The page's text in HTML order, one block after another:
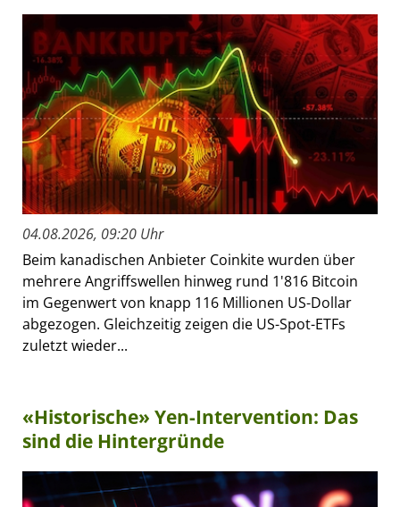
04.08.2026, 09:20 Uhr
Beim kanadischen Anbieter Coinkite wurden über
mehrere Angriffswellen hinweg rund 1'816 Bitcoin
im Gegenwert von knapp 116 Millionen US-Dollar
abgezogen. Gleichzeitig zeigen die US-Spot-ETFs
zuletzt wieder...
«Historische» Yen-Intervention: Das
sind die Hintergründe